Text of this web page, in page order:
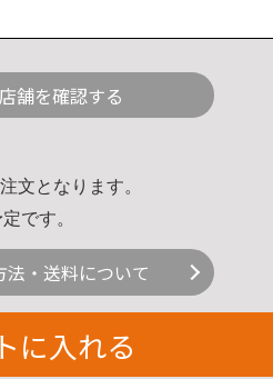
舗を確認する
文となります。
です。
法・送料について
に入れる